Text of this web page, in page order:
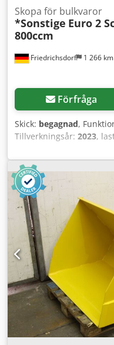
Friedrichsdorf 1 266 km
Skopa för bulkvaror
*Sonstige Euro 2
800ccm
Förfråga
Skick: begagnad,
Tillverkningsår: 2023,
Dyd Nopfx Amiekr
av material med en
transport av spannmål,
för maximal belastning
precision Skruvad
modeller